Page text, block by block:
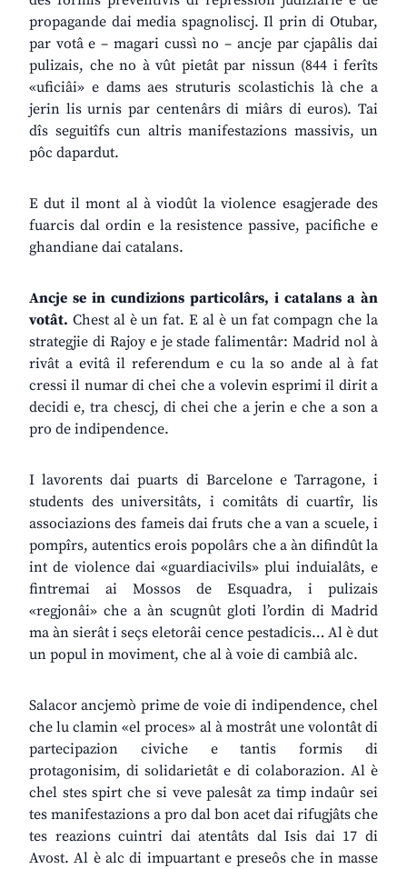
propagande dai media spagnoliscj. Il prin di Otubar,
par votâ e – magari cussì no – ancje par cjapâlis dai
pulizais, che no à vût pietât par nissun (844 i ferîts
«uficiâi» e dams aes struturis scolastichis là che a
jerin lis urnis par centenârs di miârs di euros). Tai
dîs seguitîfs cun altris manifestazions massivis, un
pôc dapardut.
E dut il mont al à viodût la violence esagjerade des
fuarcis dal ordin e la resistence passive, pacifiche e
ghandiane dai catalans.
Ancje se in cundizions particolârs, i catalans a àn
votât. Chest al è un fat. E al è un fat compagn che la
strategjie di Rajoy e je stade falimentâr: Madrid nol à
rivât a evitâ il referendum e cu la so ande al à fat
cressi il numar di chei che a volevin esprimi il dirit a
decidi e, tra chescj, di chei che a jerin e che a son a
pro de indipendence.
I lavorents dai puarts di Barcelone e Tarragone, i
students des universitâts, i comitâts di cuartîr, lis
associazions des fameis dai fruts che a van a scuele, i
pompîrs, autentics erois popolârs che a àn difindût la
int de violence dai «guardiacivils» plui induialâts, e
fintremai ai Mossos de Esquadra, i pulizais
«regjonâi» che a àn scugnût gloti l’ordin di Madrid
ma àn sierât i seçs eletorâi cence pestadicis… Al è dut
un popul in moviment, che al à voie di cambiâ alc.
Salacor ancjemò prime de voie di indipendence, chel
che lu clamin «el proces» al à mostrât une volontât di
partecipazion civiche e tantis formis di
protagonisim, di solidarietât e di colaborazion. Al è
chel stes spirt che si veve palesât za timp indaûr sei
tes manifestazions a pro dal bon acet dai rifugjâts che
tes reazions cuintri dai atentâts dal Isis dai 17 di
Avost. Al è alc di impuartant e preseôs che in masse